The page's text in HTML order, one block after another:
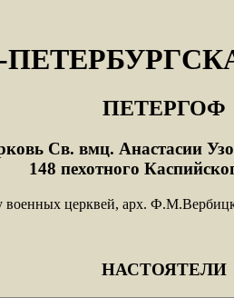
ПЕТЕРГОФ
Св. вмц. Анастасии
148 пехотного
военных церквей, арх.
НАСТОЯТЕЛИ